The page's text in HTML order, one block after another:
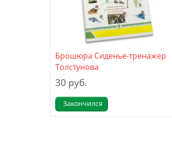
Брошюра Сиденье-тренажер
Толстунова
30 руб.
Закончился